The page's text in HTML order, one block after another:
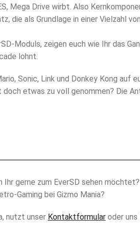
Mega Drive wirbt. Also
die als Grundlage in einer Vielzahl
Moduls, zeigen euch wie Ihr das
lohnt.
Sonic, Link und Donkey Kong auf
etwas zu voll genommen? Die
gerne zum EverSD sehen
Gaming bei Gizmo Mania?
nutzt unser Kontaktformular oder uns